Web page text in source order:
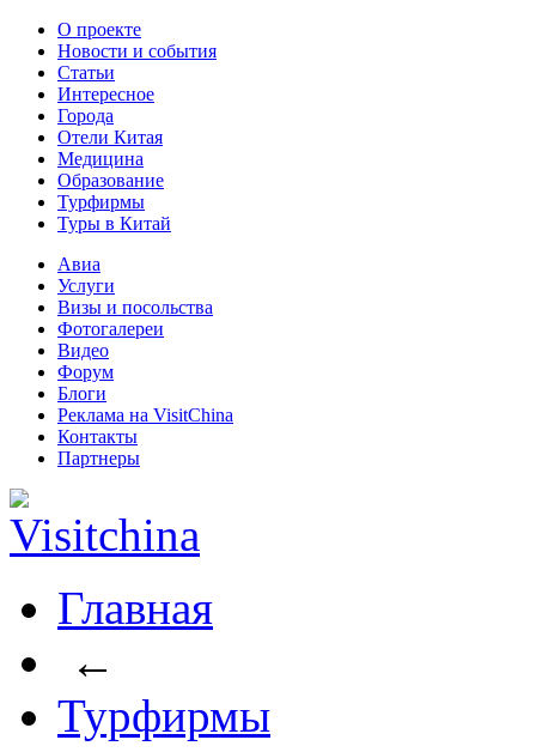
О проекте
Новости и события
Статьи
Интересное
Города
Отели Китая
Медицина
Образование
Турфирмы
Туры в Китай
Авиа
Услуги
Визы и посольства
Фотогалереи
Видео
Форум
Блоги
Реклама на VisitChina
Контакты
Партнеры
Главная
←
Турфирмы